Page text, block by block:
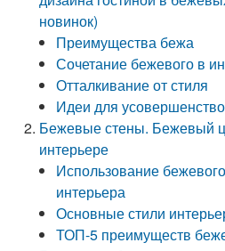
новинок)
Преимущества бежа
Сочетание бежевого в
Отталкивание от стиля
Идеи для
Бежевые стены. Бежевый
интерьере
Использование
интерьера
Основные стили
ТОП-5 преимуществ